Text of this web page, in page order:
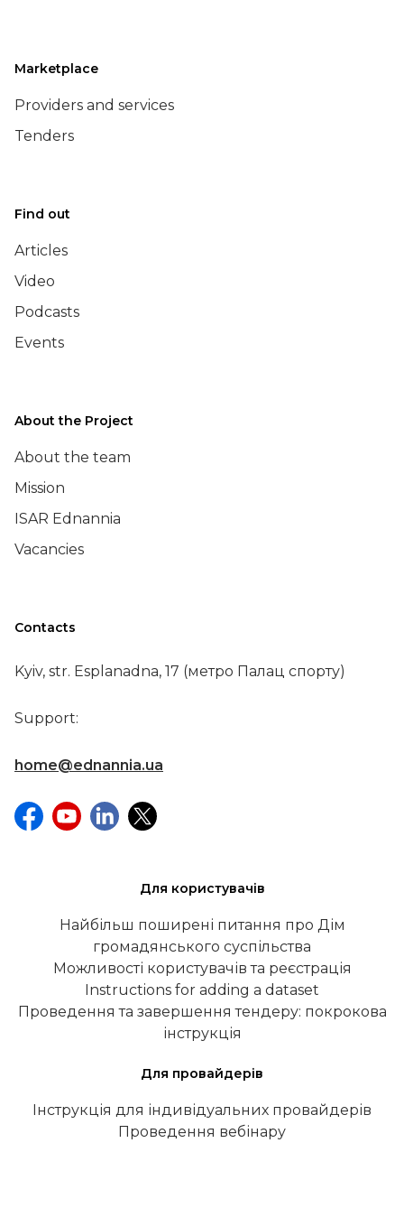
Marketplace
Providers and services
Tenders
Find out
Articles
Video
Podcasts
Events
About the Project
About the team
Mission
ISAR Ednannia
Vacancies
Contacts
Kyiv, str. Esplanadna, 17 (метро Палац спорту)
Support:
home@ednannia.ua
Для користувачів
Найбільш поширені питання про Дім
громадянського суспільства
Можливості користувачів та реєстрація
Instructions for adding a dataset
Проведення та завершення тендеру: покрокова
інструкція
Для провайдерів
Інструкція для індивідуальних провайдерів
Проведення вебінару